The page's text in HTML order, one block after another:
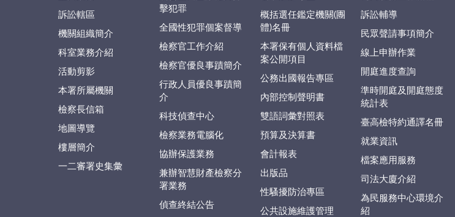
訴訟轄區
機關組織簡介
科室業務介紹
活動剪影
本署所屬機關
檢察長信箱
地圖導覽
樓層簡介
一二審署史集彙
擊犯罪
全國性犯罪個案督導
檢察官工作介紹
檢察官優良事蹟簡介
行政人員優良事蹟簡
介
科技偵查中心
檢察業務電腦化
協辦保護業務
兼辦智慧財產檢察分
署業務
偵查終結公告
概括選任鑑定機關(團
體)名冊
本署保有個人資料檔
案公開項目
公務出國報告專區
內部控制聲明書
雙語詞彙對照表
預算及決算書
會計報表
出版品
性騷擾防治專區
公共設施維護管理
訴訟輔導
民眾聲請事項簡介
線上申辦作業
開庭進度查詢
準時開庭及開庭態度
統計表
臺高檢特約通譯名冊
就業資訊
檔案應用服務
司法大廈介紹
為民服務中心環境介
紹